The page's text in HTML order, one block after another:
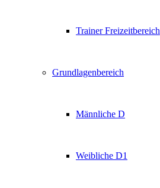
Trainer Freizeitbereich
Grundlagenbereich
Männliche D
Weibliche D1